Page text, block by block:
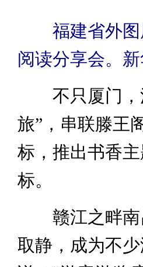
福建省外
阅读分享会。
不只厦门，
旅”，串联滕王
标，推出书香
标。
赣江之畔南
取静，成为不